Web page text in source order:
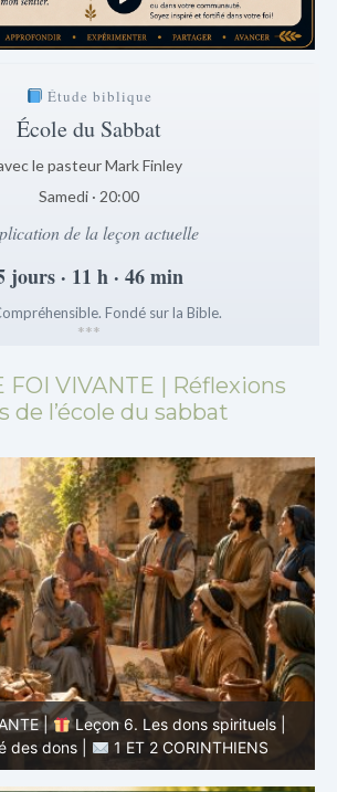
Étude biblique
École du Sabbat
le pasteur Mark Finley
Samedi · 20:00
de la leçon actuelle
jours · 11 h · 46 min
Fondé sur la Bible.
***
FOI VIVANTE | Réflexions
l’école du sabbat
|
Leçon 6. Les dons spirituels |
des dons |
1 ET 2 CORINTHIENS